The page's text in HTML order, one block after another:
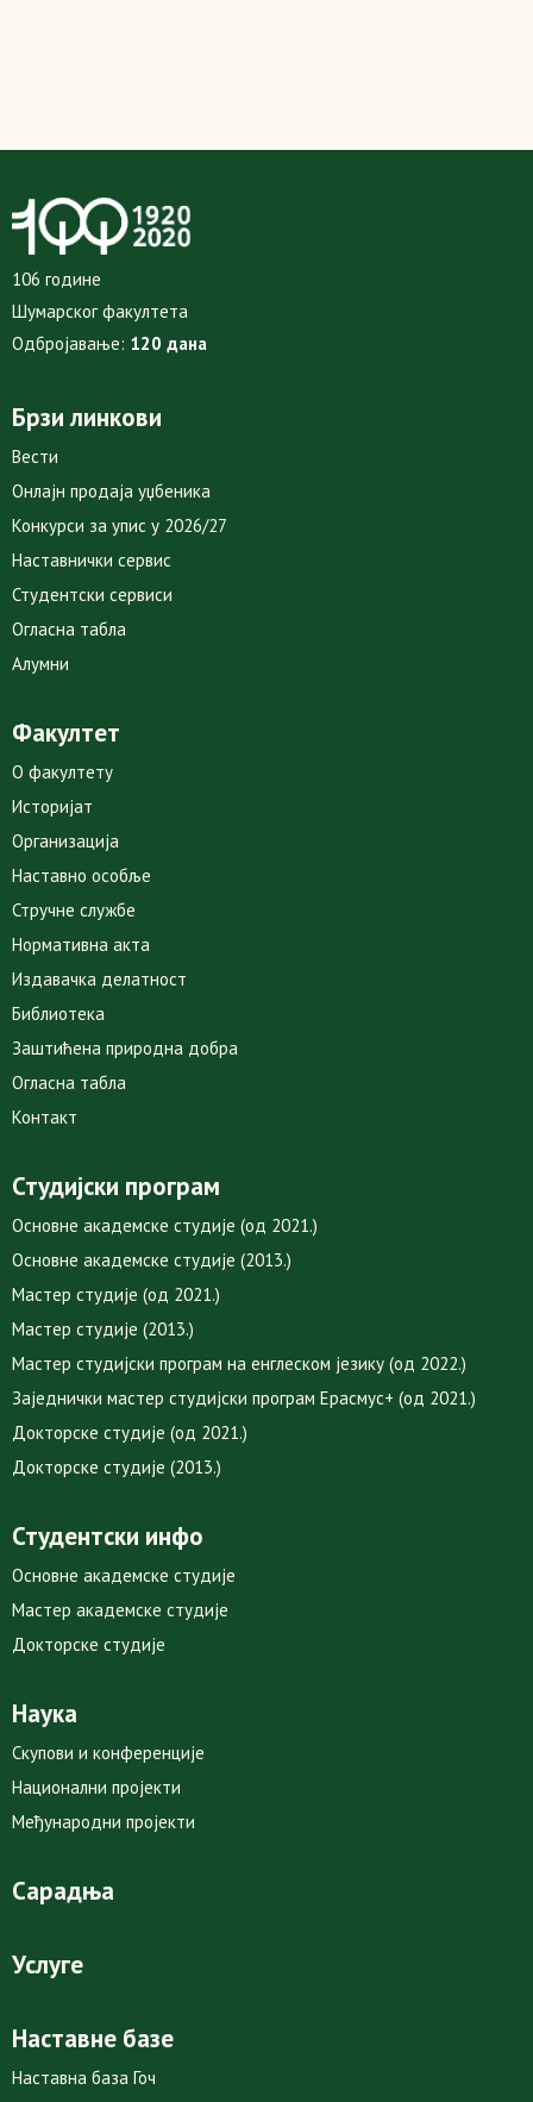
106 године
Шумарског факултета
Одбројавање: 120 дана
Брзи линкови
Вести
Онлајн продаја уџбеника
Конкурси за упис у 2026/27
Наставнички сервис
Студентски сервиси
Огласна табла
Алумни
Факултет
О факултету
Историјат
Организација
Наставно особље
Стручне службе
Нормативна акта
Издавачка делатност
Библиотека
Заштићена природна добра
Огласна табла
Контакт
Студијски програм
Основне академске студије (од 2021.)
Основне академске студије (2013.)
Мастер студије (од 2021.)
Мастер студије (2013.)
Мастер студијски програм на енглеском језику (од 2022.)
Заједнички мастер студијски програм Ерасмус+ (од 2021.)
Докторске студије (од 2021.)
Докторске студије (2013.)
Студентски инфо
Основне академске студије
Мастер академске студије
Докторске студије
Наука
Скупови и конференције
Национални пројекти
Међународни пројекти
Сарадња
Услуге
Наставне базе
Наставна база Гоч